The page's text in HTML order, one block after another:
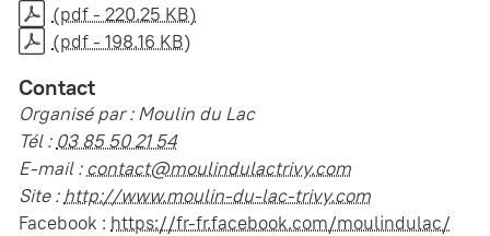
(pdf - 220.25 KB)
(pdf - 198.16 KB)
Contact
Organisé par : Moulin du Lac
Tél : 03 85 50 21 54
E-mail :contact@moulindulactrivy.com
Site :http://www.moulin-du-lac-trivy.com
Facebook : https://fr-fr.facebook.com/moulindulac/